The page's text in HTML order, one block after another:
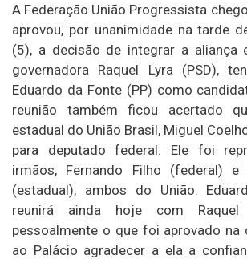
A Federação União Progressista
aprovou, por unanimidade na tarde
(5), a decisão de integrar a aliança
governadora Raquel Lyra (PSD),
Eduardo da Fonte (PP) como
reunião também ficou acertado
estadual do União Brasil, Miguel
para deputado federal. Ele foi
irmãos, Fernando Filho (federal) e
(estadual), ambos do União.
reunirá ainda hoje com
pessoalmente o que foi aprovado na
ao Palácio agradecer a ela a